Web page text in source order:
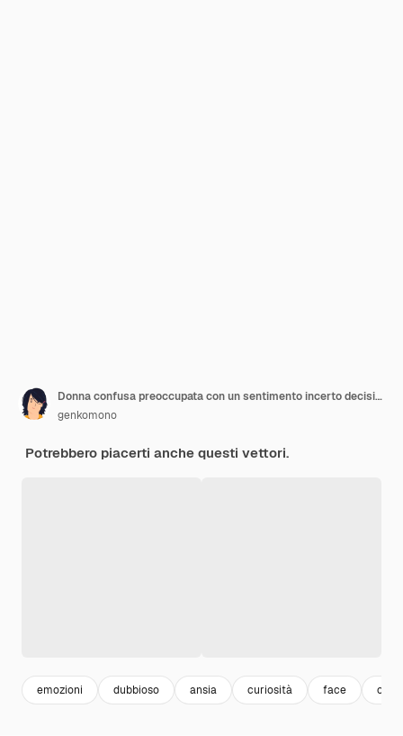
Donna confusa preoccupata con un sentimento incerto decisione dubbia Pensare con un'espressione seria e riflessiva segno domanda dilemma concetto indeciso illustrazione
genkomono
Potrebbero piacerti anche questi vettori.
emozioni dubbioso ansia curiosità face